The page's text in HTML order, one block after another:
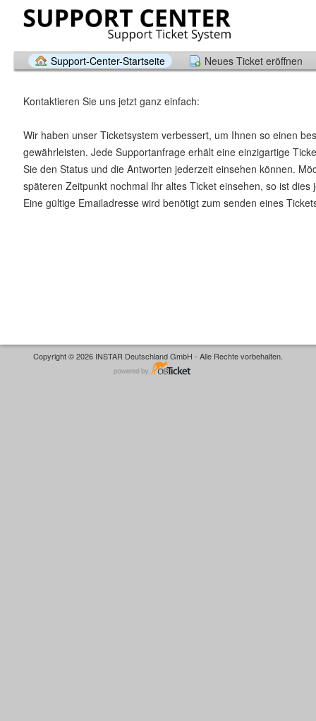
Support-Center-Startseite Neues Ticket eröffnen
Kontaktieren Sie uns jetzt ganz einfach:
Wir haben unser Ticketsystem verbessert, um Ihnen so einen
gewährleisten. Jede Supportanfrage erhält eine einzigartige
Sie den Status und die Antworten jederzeit einsehen können.
späteren Zeitpunkt nochmal Ihr altes Ticket einsehen, so ist dies
Eine gültige Emailadresse wird benötigt zum senden eines
Copyright © 2026 INSTAR Deutschland GmbH - Alle Rechte vorbehalten.